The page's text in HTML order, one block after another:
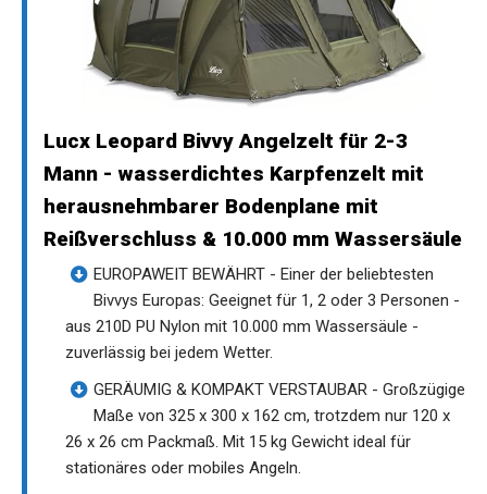
Lucx Leopard Bivvy Angelzelt für 2-3
Mann - wasserdichtes Karpfenzelt mit
herausnehmbarer Bodenplane mit
Reißverschluss & 10.000 mm Wassersäule
EUROPAWEIT BEWÄHRT - Einer der beliebtesten
Bivvys Europas: Geeignet für 1, 2 oder 3 Personen -
aus 210D PU Nylon mit 10.000 mm Wassersäule -
zuverlässig bei jedem Wetter.
GERÄUMIG & KOMPAKT VERSTAUBAR - Großzügige
Maße von 325 x 300 x 162 cm, trotzdem nur 120 x
26 x 26 cm Packmaß. Mit 15 kg Gewicht ideal für
stationäres oder mobiles Angeln.